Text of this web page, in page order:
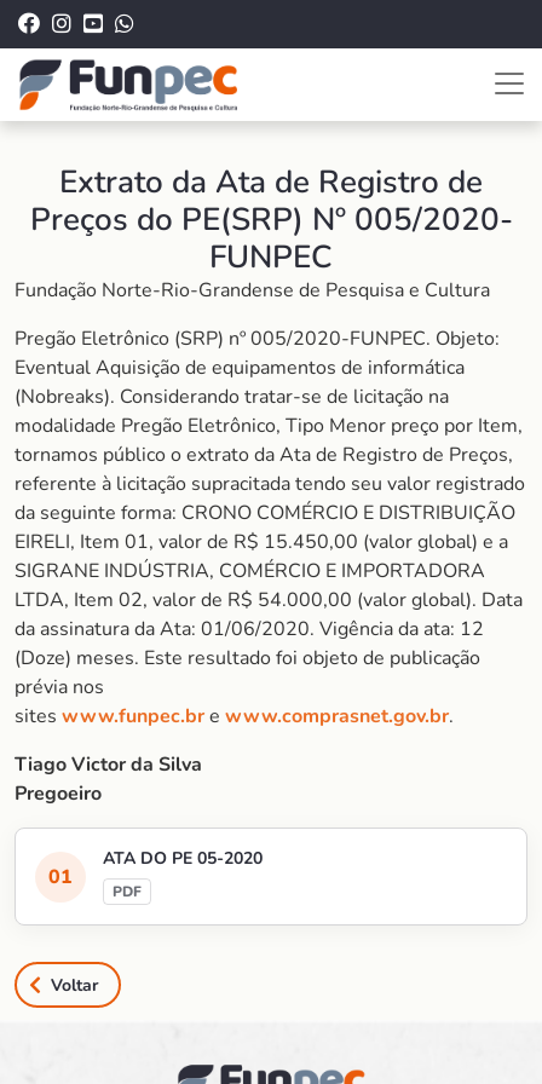
Extrato da Ata de Registro de
Preços do PE(SRP) Nº 005/2020-
FUNPEC
Fundação Norte-Rio-Grandense de Pesquisa e Cultura
Pregão Eletrônico (SRP) nº 005/2020-FUNPEC. Objeto:
Eventual Aquisição de equipamentos de informática
(Nobreaks). Considerando tratar-se de licitação na
modalidade Pregão Eletrônico, Tipo Menor preço por Item,
tornamos público o extrato da Ata de Registro de Preços,
referente à licitação supracitada tendo seu valor registrado
da seguinte forma: CRONO COMÉRCIO E DISTRIBUIÇÃO
EIRELI, Item 01, valor de R$ 15.450,00 (valor global) e a
SIGRANE INDÚSTRIA, COMÉRCIO E IMPORTADORA
LTDA, Item 02, valor de R$ 54.000,00 (valor global). Data
da assinatura da Ata: 01/06/2020. Vigência da ata: 12
(Doze) meses. Este resultado foi objeto de publicação
prévia nos
sites www.funpec.bre www.comprasnet.gov.br.
Tiago Victor da Silva
Pregoeiro
ATA DO PE 05-2020
Voltar